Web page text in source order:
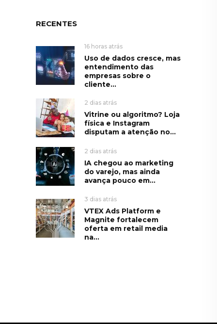
RECENTES
16 horas atrás
Uso de dados cresce, mas
entendimento das
empresas sobre o
cliente...
2 dias atrás
Vitrine ou algoritmo? Loja
física e Instagram
disputam a atenção no...
2 dias atrás
IA chegou ao marketing
do varejo, mas ainda
avança pouco em...
3 dias atrás
VTEX Ads Platform e
Magnite fortalecem
oferta em retail media
na...